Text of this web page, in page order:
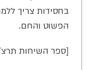
בחסידות צריך
הפשוט והחם.
[ספר השיחות תרצ"ז,